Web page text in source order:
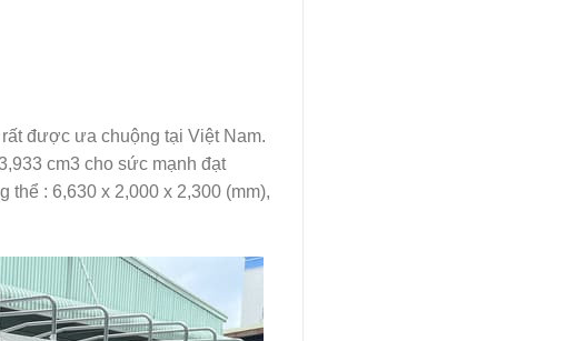
được ưa chuộng tại Việt Nam.
cm3 cho sức mạnh đạt
: 6,630 x 2,000 x 2,300 (mm),